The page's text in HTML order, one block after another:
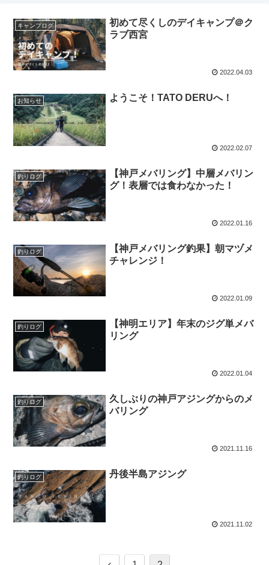
キャンプログ
初めて尽くしのデイキャンプ＠ク
ラブ西宮
2022.04.03
お知らせ ようこそ！TATO DERUへ！
2022.02.07
釣りログ
【神戸メバリング】中層メバリン
グ！表層では食わなかった！
2022.01.16
釣りログ
【神戸メバリング釣果】朝マヅメ
チャレンジ！
2022.01.09
釣りログ
【神明エリア】年末のジグ単メバ
リング
2022.01.04
釣りログ
久しぶりの神戸アジングからのメ
バリング
2021.11.16
釣りログ 丹後半島アジング
2021.11.02